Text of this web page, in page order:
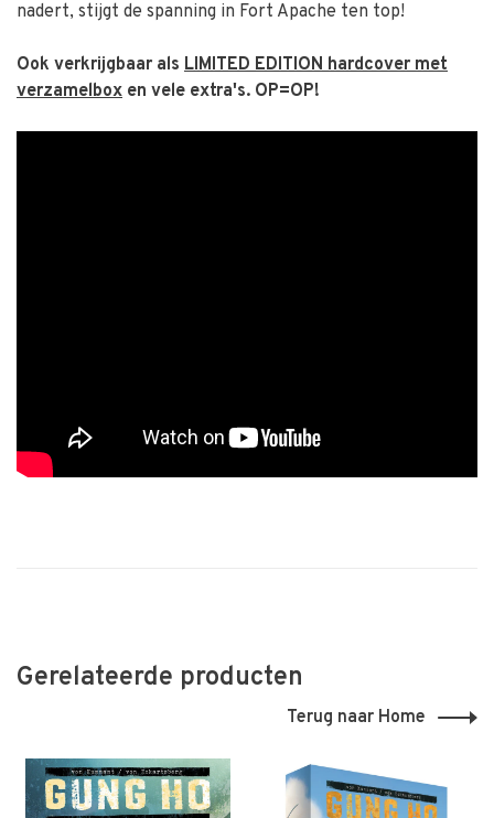
nadert, stijgt de spanning in Fort Apache ten top!
Ook verkrijgbaar als LIMITED EDITION hardcover met
verzamelbox en vele extra's. OP=OP!
Gerelateerde producten
Terug naar Home